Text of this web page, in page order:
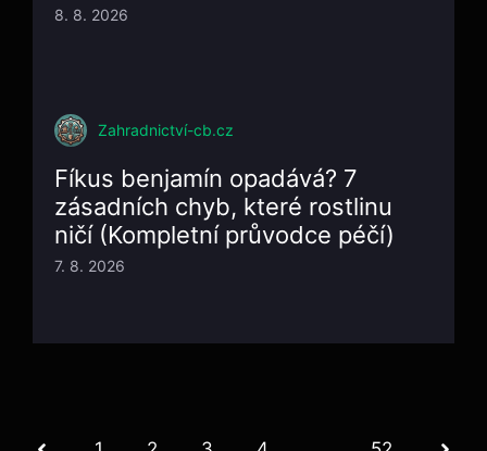
8. 8. 2026
Zahradnictví-cb.cz
Fíkus benjamín opadává? 7
zásadních chyb, které rostlinu
ničí (Kompletní průvodce péčí)
7. 8. 2026